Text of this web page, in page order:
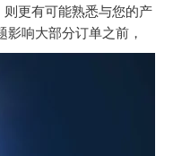
更有可能熟悉与您的产
影响大部分订单之前，